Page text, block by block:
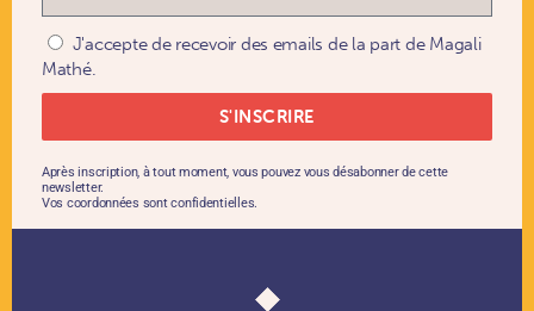
J'accepte de recevoir des emails de la part de Magali
Mathé.
S'INSCRIRE
Après inscription, à tout moment, vous pouvez vous désabonner de cette
newsletter.
Vos coordonnées sont confidentielles.